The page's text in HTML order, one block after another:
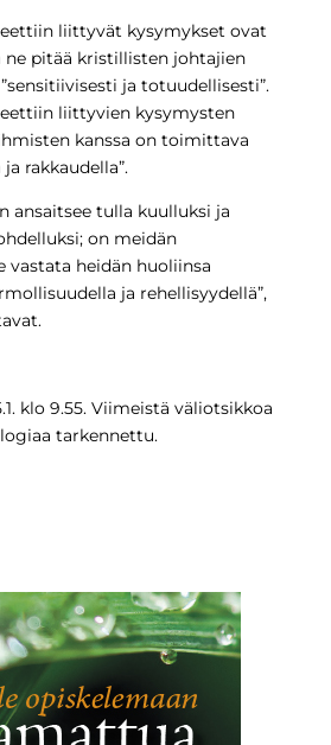
liittyvät kysymykset ovat
pitää kristillisten johtajien
ja totuudellisesti”.
liittyvien kysymysten
kanssa on toimittava
rakkaudella”.
ansaitsee tulla kuulluksi ja
on meidän
vastata heidän huoliinsa
ja rehellisyydellä”,
klo 9.55. Viimeistä väliotsikkoa
tarkennettu.